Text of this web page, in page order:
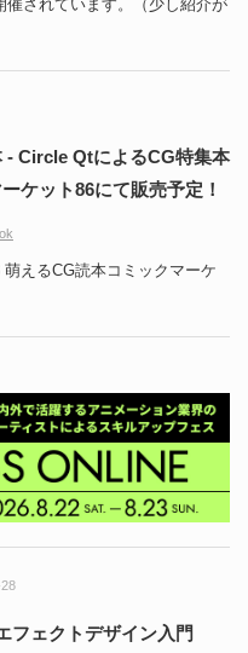
されています。（少し紹介が
- Circle QtによるCG特集本
ケット86にて販売予定！
えるCG読本コミックマーケ
フェクトデザイン入門